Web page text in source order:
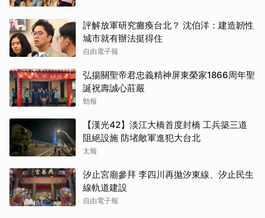
評解放軍研究癱瘓台北？ 沈伯洋：建造韌性
城市就有辦法挺得住
自由電子報
弘揚關聖帝君忠義精神屏東榮家1866周年聖
誕祝壽誠心莊嚴
勁報
【漢光42】淡江大橋首度封橋 工兵築三道
阻絕設施 防堵敵軍進犯大台北
太報
汐止宮廟參拜 李四川再拋汐東線、汐止民生
線軌道建設
自由電子報